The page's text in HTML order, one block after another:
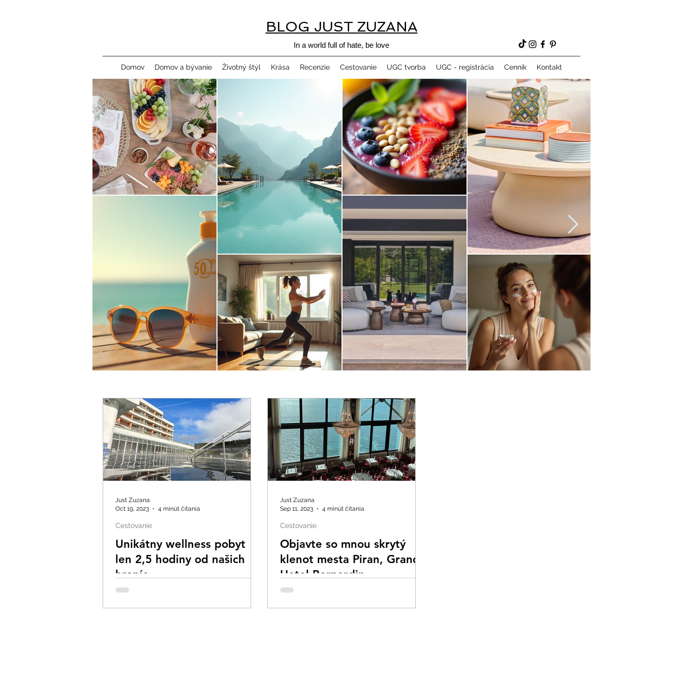
BLOG JUST ZUZANA
In a world full of hate, be love
Domov Domov a bývanie Životný štýl Krása Recenzie Cestovanie UGC tvorba UGC - registrácia Cenník Kontakt
Unikátny wellness pobyt
len 2,5 hodiny od našich
hraníc
Cestovanie
Just Zuzana
Oct 19, 2023
4 minút čítania
Objavte so mnou skrytý
klenot mesta Piran, Grand
Hotel Bernardin
Cestovanie
Just Zuzana
Sep 11, 2023
4 minút čítania